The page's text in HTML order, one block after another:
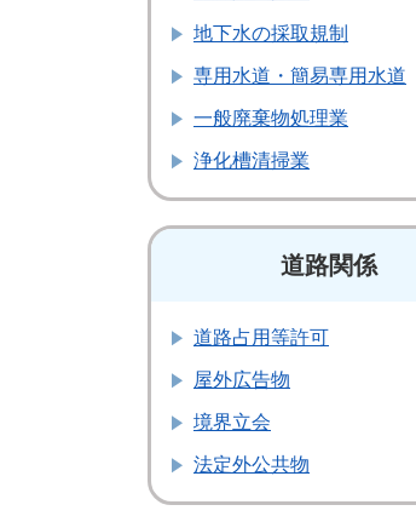
地下水の採取規制
専用水道・簡易専用水道
一般廃棄物処理業
浄化槽清掃業
道路関係
道路占用等許可
屋外広告物
境界立会
法定外公共物